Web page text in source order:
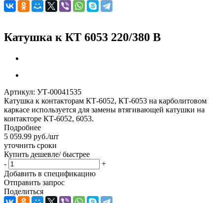
Катушка к КТ 6053 220/380 В
Артикул: УТ-00041535
Катушка к контакторам КТ-6052, КТ-6053 на карболитовом
каркасе используется для замены втягивающей катушки на
контакторе КТ-6052, 6053.
Подробнее
5 059.99 руб./шт
уточнить сроки
Купить дешевле/ быстрее
-
+
Добавить в спецификацию
Отправить запрос
Поделиться